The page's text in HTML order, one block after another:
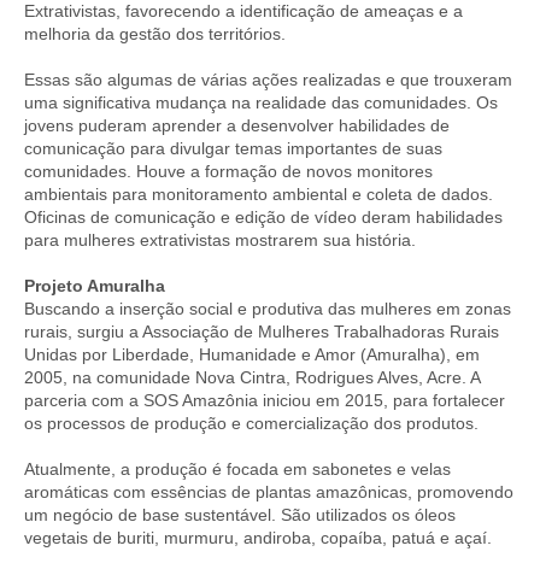
Extrativistas, favorecendo a identificação de ameaças e a
melhoria da gestão dos territórios.
Essas são algumas de várias ações realizadas e que trouxeram
uma significativa mudança na realidade das comunidades. Os
jovens puderam aprender a desenvolver habilidades de
comunicação para divulgar temas importantes de suas
comunidades. Houve a formação de novos monitores
ambientais para monitoramento ambiental e coleta de dados.
Oficinas de comunicação e edição de vídeo deram habilidades
para mulheres extrativistas mostrarem sua história.
Projeto Amuralha
Buscando a inserção social e produtiva das mulheres em zonas
rurais, surgiu a Associação de Mulheres Trabalhadoras Rurais
Unidas por Liberdade, Humanidade e Amor (Amuralha), em
2005, na comunidade Nova Cintra, Rodrigues Alves, Acre. A
parceria com a SOS Amazônia iniciou em 2015, para fortalecer
os processos de produção e comercialização dos produtos.
Atualmente, a produção é focada em sabonetes e velas
aromáticas com essências de plantas amazônicas, promovendo
um negócio de base sustentável. São utilizados os óleos
vegetais de buriti, murmuru, andiroba, copaíba, patuá e açaí.